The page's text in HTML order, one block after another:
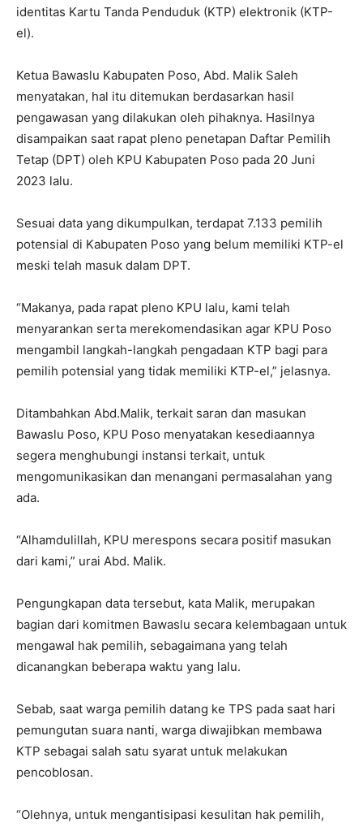
identitas Kartu Tanda Penduduk (KTP) elektronik (KTP-
el).
Ketua Bawaslu Kabupaten Poso, Abd. Malik Saleh
menyatakan, hal itu ditemukan berdasarkan hasil
pengawasan yang dilakukan oleh pihaknya. Hasilnya
disampaikan saat rapat pleno penetapan Daftar Pemilih
Tetap (DPT) oleh KPU Kabupaten Poso pada 20 Juni
2023 lalu.
Sesuai data yang dikumpulkan, terdapat 7.133 pemilih
potensial di Kabupaten Poso yang belum memiliki KTP-el
meski telah masuk dalam DPT.
“Makanya, pada rapat pleno KPU lalu, kami telah
menyarankan serta merekomendasikan agar KPU Poso
mengambil langkah-langkah pengadaan KTP bagi para
pemilih potensial yang tidak memiliki KTP-el,” jelasnya.
Ditambahkan Abd.Malik, terkait saran dan masukan
Bawaslu Poso, KPU Poso menyatakan kesediaannya
segera menghubungi instansi terkait, untuk
mengomunikasikan dan menangani permasalahan yang
ada.
“Alhamdulillah, KPU merespons secara positif masukan
dari kami,” urai Abd. Malik.
Pengungkapan data tersebut, kata Malik, merupakan
bagian dari komitmen Bawaslu secara kelembagaan untuk
mengawal hak pemilih, sebagaimana yang telah
dicanangkan beberapa waktu yang lalu.
Sebab, saat warga pemilih datang ke TPS pada saat hari
pemungutan suara nanti, warga diwajibkan membawa
KTP sebagai salah satu syarat untuk melakukan
pencoblosan.
“Olehnya, untuk mengantisipasi kesulitan hak pemilih,